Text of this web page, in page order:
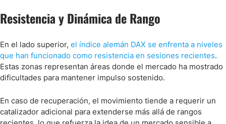
Resistencia y Dinámica de Rango
En el lado superior, el índice alemán DAX se enfrenta a niveles
que han funcionado como resistencia en sesiones recientes.
Estas zonas representan áreas donde el mercado ha mostrado
dificultades para mantener impulso sostenido.
En caso de recuperación, el movimiento tiende a requerir un
catalizador adicional para extenderse más allá de rangos